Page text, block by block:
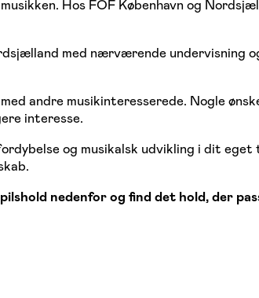
Hos FOF København og
med nærværende undervisning
andre musikinteresserede. Nogle
interesse.
og musikalsk udvikling i dit eget
nedenfor og find det hold, der